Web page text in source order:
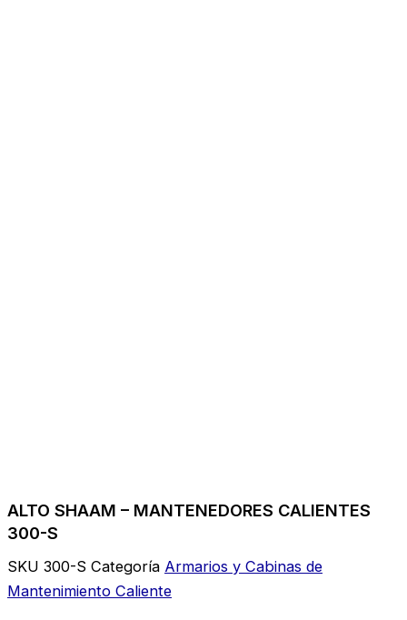
ALTO SHAAM – MANTENEDORES CALIENTES
300-S
SKU 300-S Categoría Armarios y Cabinas de
Mantenimiento Caliente